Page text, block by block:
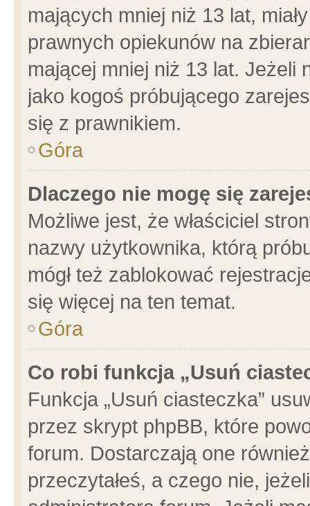
mających mniej niż 13 lat,
prawnych opiekunów na
mającej mniej niż 13 lat. Jeżeli
jako kogoś próbującego
się z prawnikiem.
Góra
Dlaczego nie mogę się
Możliwe jest, że właściciel
nazwy użytkownika, którą
mógł też zablokować
się więcej na ten temat.
Góra
Co robi funkcja „Usuń
Funkcja „Usuń ciasteczka”
przez skrypt phpBB, które
forum. Dostarczają one
przeczytałeś, a czego nie,